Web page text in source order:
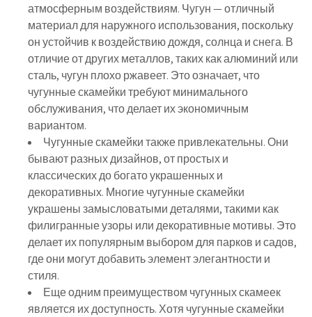
атмосферным воздействиям. Чугун — отличный
материал для наружного использования, поскольку
он устойчив к воздействию дождя, солнца и снега. В
отличие от других металлов, таких как алюминий или
сталь, чугун плохо ржавеет. Это означает, что
чугунные скамейки требуют минимального
обслуживания, что делает их экономичным
вариантом.
Чугунные скамейки также привлекательны. Они
бывают разных дизайнов, от простых и
классических до богато украшенных и
декоративных. Многие чугунные скамейки
украшены замысловатыми деталями, такими как
филигранные узоры или декоративные мотивы. Это
делает их популярным выбором для парков и садов,
где они могут добавить элемент элегантности и
стиля.
Еще одним преимуществом чугунных скамеек
является их доступность. Хотя чугунные скамейки